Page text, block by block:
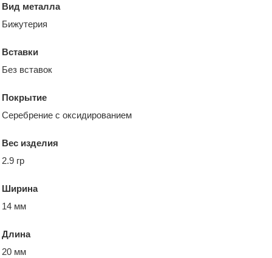
Вид металла
Бижутерия
Вставки
Без вставок
Покрытие
Серебрение с оксидированием
Вес изделия
2.9 гр
Ширина
14 мм
Длина
20 мм